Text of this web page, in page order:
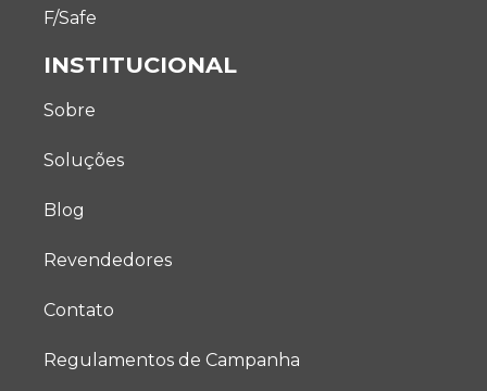
F/Safe
INSTITUCIONAL
Sobre
Soluções
Blog
Revendedores
Contato
Regulamentos de Campanha